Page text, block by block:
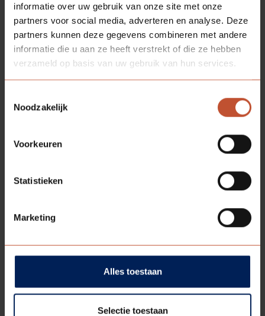
informatie over uw gebruik van onze site met onze
partners voor social media, adverteren en analyse. Deze
partners kunnen deze gegevens combineren met andere
informatie die u aan ze heeft verstrekt of die ze hebben
verzameld op basis van uw gebruik van hun services.
Noodzakelijk
Voorkeuren
Statistieken
Marketing
Alles toestaan
Selectie toestaan
DOWNLOADS
Technische tekening
Technische informatie